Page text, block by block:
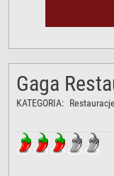
Gaga
KATEGORIA: Restauracje